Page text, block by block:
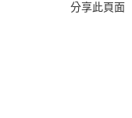
分享此頁面